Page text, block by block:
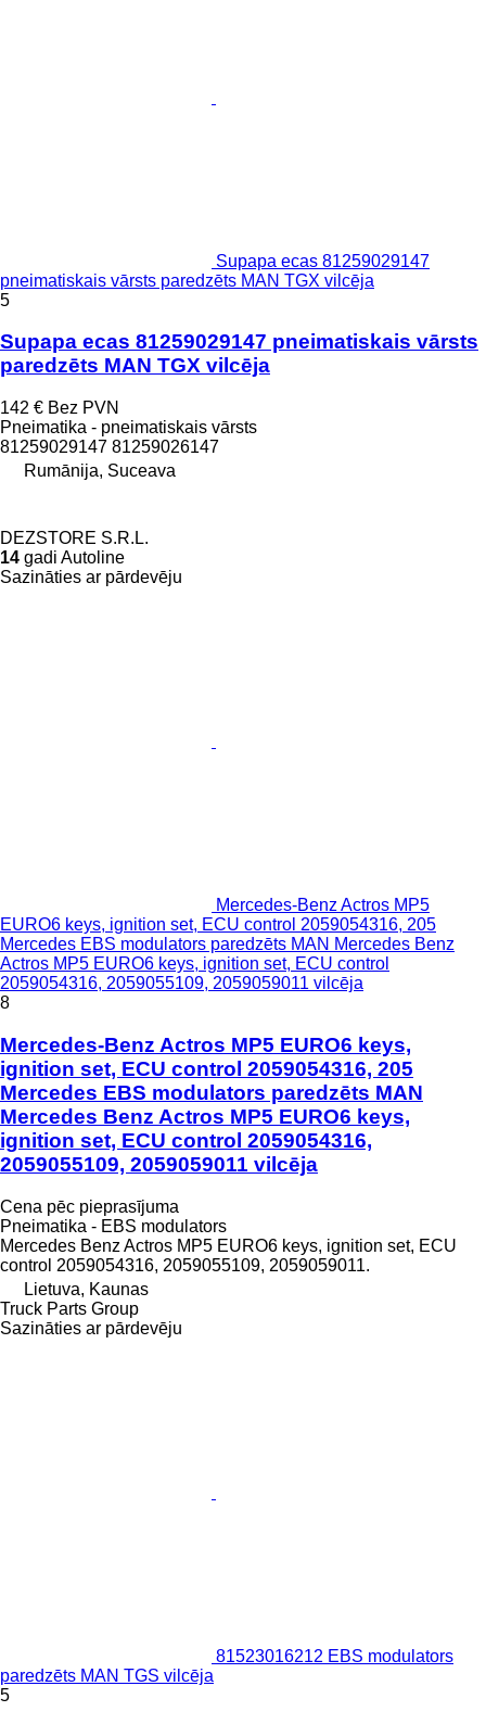
Supapa ecas 81259029147
pneimatiskais vārsts paredzēts MAN TGX vilcēja
5
Supapa ecas 81259029147 pneimatiskais vārsts
paredzēts MAN TGX vilcēja
142 € Bez PVN
Pneimatika - pneimatiskais vārsts
81259029147 81259026147
Rumānija, Suceava
DEZSTORE S.R.L.
14 gadi Autoline
Sazināties ar pārdevēju
Mercedes-Benz Actros MP5
EURO6 keys, ignition set, ECU control 2059054316, 205
Mercedes EBS modulators paredzēts MAN Mercedes Benz
Actros MP5 EURO6 keys, ignition set, ECU control
2059054316, 2059055109, 2059059011 vilcēja
8
Mercedes-Benz Actros MP5 EURO6 keys,
ignition set, ECU control 2059054316, 205
Mercedes EBS modulators paredzēts MAN
Mercedes Benz Actros MP5 EURO6 keys,
ignition set, ECU control 2059054316,
2059055109, 2059059011 vilcēja
Cena pēc pieprasījuma
Pneimatika - EBS modulators
Mercedes Benz Actros MP5 EURO6 keys, ignition set, ECU
control 2059054316, 2059055109, 2059059011.
Lietuva, Kaunas
Truck Parts Group
Sazināties ar pārdevēju
81523016212 EBS modulators
paredzēts MAN TGS vilcēja
5